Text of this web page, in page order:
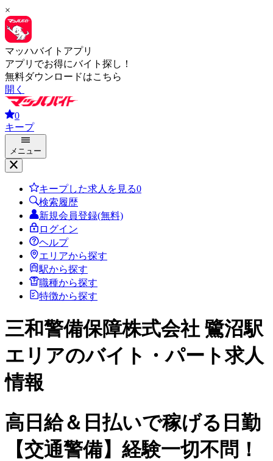
×
マッハバイトアプリ
アプリでお得にバイト探し！
無料ダウンロードはこちら
開く
0
キープ
メニュー
キープした求人を見る0
検索履歴
新規会員登録(無料)
ログイン
ヘルプ
エリアから探す
駅から探す
職種から探す
特徴から探す
三和警備保障株式会社 鷺沼駅
エリアのバイト・パート求人
情報
高日給＆日払いで稼げる日勤
【交通警備】経験一切不問！